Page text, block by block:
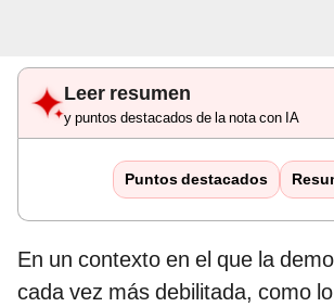
Leer resumen
y puntos destacados de la nota con IA
Puntos destacados
En un contexto en el que la
cada vez más debilitada, como